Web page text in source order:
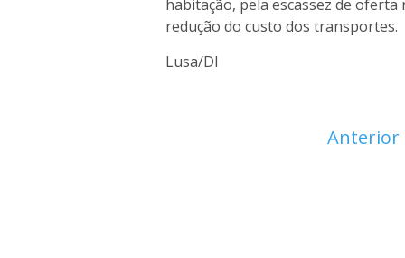
habitação, pela escassez de
redução do custo dos transportes.
Lusa/DI
Anterior